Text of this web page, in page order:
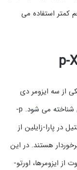
استفاده می
p-
از سه ایزومر دی
متیل بنزن است که در مجموع به عنوان زایلن شناخته می شود. p-
پارا-زایلین از
طور مخالف برخوردار هستند. در این
از ایزومرها، اورتو-